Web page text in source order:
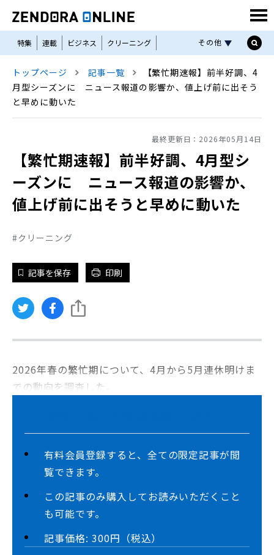
特集 連載 ビジネス
クリーニング
私物洗濯ユニフォーム
機械と資材
セミナー
THE ZENDORA
その他
トップページ 記事一覧
【繁忙期速報】前半好調、4
月型シーズンに ニュース報道の影響か、値上げ前に出そう
と早めに動いた
最終更新日： 2026年05月14日
【繁忙期速報】前半好調、4月型シ
ーズンに ニュース報道の影響か、
値上げ前に出そうと早めに動いた
クリーニング
記事を保存 印刷
2026年春の繁忙期について、4月から5月連休明けま
での動向を調査した。
有料会員登録すると、全ての限定記事が閲
覧できます。
この記事のみ購入してお読みいただくこと
も可能です。
記事価格: 300円（税込）